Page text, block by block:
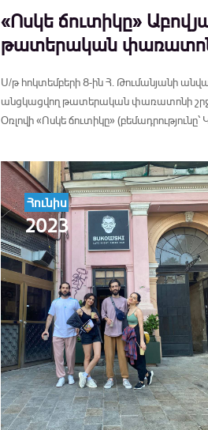
«Ոսկե ճուտիկը»
թատերական
Ս/թ հոկտեմբերի 8-ին Հ. Թումանյանի
անցկացվող թատերական փառատոնի
Օռլովի «Ոսկե ճուտիկը»
Հունիս
2023